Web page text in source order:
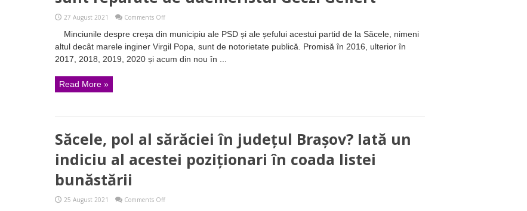
27 August 2021 Comments Offon
Săcele,
minciunile
pesedistului
Virgil
Minciunile despre creșa din municipiu ale PSD și ale șefului acestui partid de la Săcele, nimeni
altul decât marele inginer Virgil Popa, sunt de notorietate publică. Promisă în 2016, ulterior în
2017, 2018, 2019, 2020 și acum din nou în ...
Read More »
Săcele, pol al sărăciei în județul Brașov? Iată un
indiciu al acestei poziționari în coada listei
bunăstării
25 August 2021 Comments Offon